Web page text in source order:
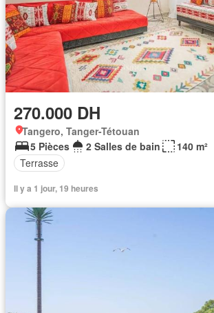
270.000 DH
Tangero, Tanger-Tétouan
5 Pièces
2 Salles de bain
140 m²
Terrasse
Il y a 1 jour, 19 heures